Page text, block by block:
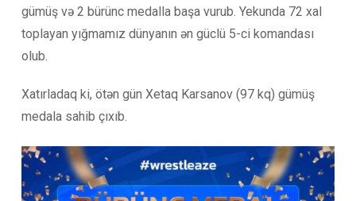
gümüş və 2 bürünc medalla başa vurub. Yekunda 72 xal
toplayan yığmamız dünyanın ən güclü 5-ci komandası
olub.
Xatırladaq ki, ötən gün Xetaq Karsanov (97 kq) gümüş
medala sahib çıxıb.